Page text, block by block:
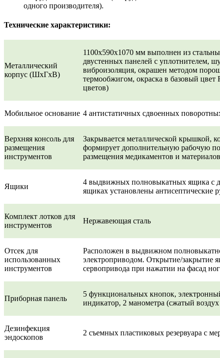
одного производителя).
Технические характеристики:
Металлический
корпус (ШхГхВ)
1100х590х1070 мм выполнен из
двустенных панелей с уплотнителем,
виброизоляция, окрашен методом
термообжигом, окраска в базовый цвет
цветов)
Мобильное основание 4 антистатичных сдвоенных
Верхняя консоль для
размещения
инструментов
Закрывается металлической крышкой,
формирует дополнительную рабочую
размещения медикаментов и материалов
Ящики
4 выдвижных полновыкатных ящика с
ящиках установлены антисептические
Комплект лотков для
инструментов
Нержавеющая сталь
Отсек для
использованных
инструментов
Расположен в выдвижном
электроприводом. Открытие/закрытие
сервопривода при нажатии на фасад
Приборная панель
5 функциональных кнопок,
индикатор, 2 манометра (сжатый
Дезинфекция
эндоскопов
2 съемных пластиковых резервуара с